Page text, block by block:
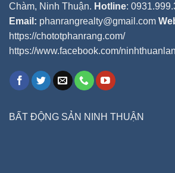
Chàm, Ninh Thuận. Hotline:
Email: phanrangrealty@gmail.com
https://chototphanrang.com/
https://www.facebook.com/
BẤT ĐỘNG SẢN NINH THUẬN